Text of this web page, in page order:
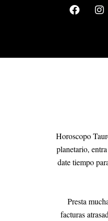
F
a
o
I
n
g
Horoscopo
planetario,
date tiempo
Presta
facturas